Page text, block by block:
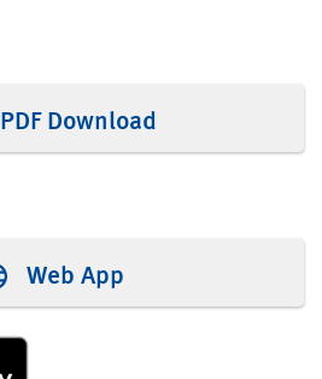
PDF Download
Web App